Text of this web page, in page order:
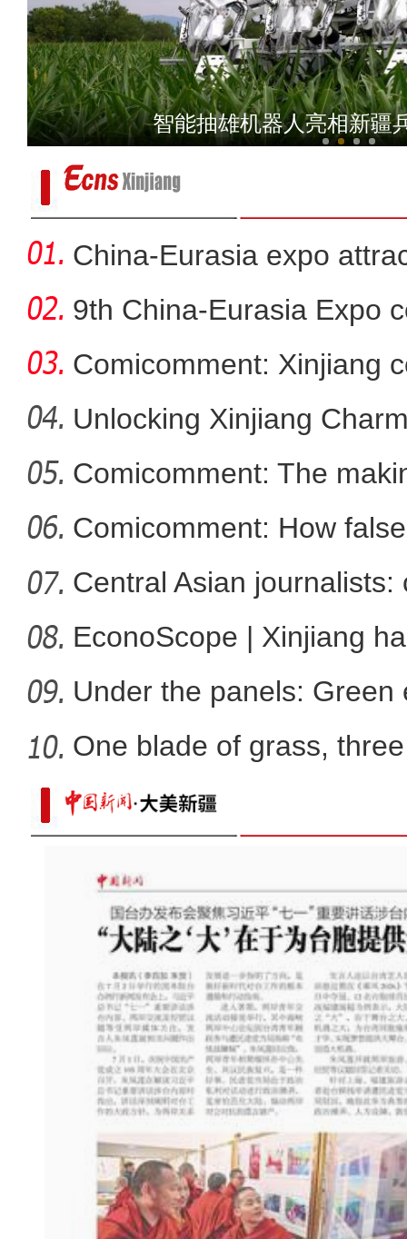
吐鲁番火焰山景区地表温度
新疆阿勒泰：碧水穿林
新疆：独库公路云雾缭绕
智能抽雄机器人亮相新疆
China-Eurasia expo
9th China-Eurasia Expo
Comicomment: Xinjiang
smear
Unlocking Xinjiang
Comicomment: The
narratives
Comicomment: How
Xin
Central Asian journalists:
EconoScope | Xinjiang
energ
Under the panels: Green
more
One blade of grass,